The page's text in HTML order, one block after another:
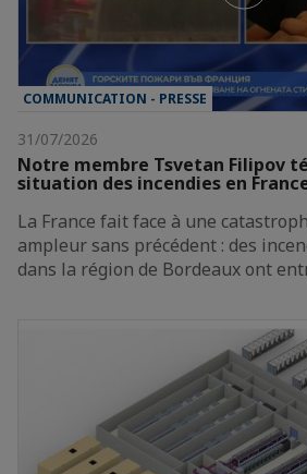
COMMUNICATION - PRESSE
31/07/2026
Notre membre Tsvetan Filipov
situation des incendies en
La France fait face à une
ampleur sans précédent : des
dans la région de Bordeaux ont